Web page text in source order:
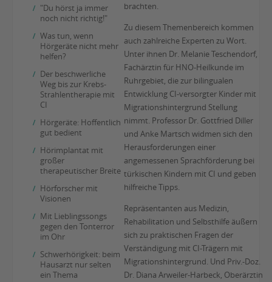
"Du hörst ja immer
noch nicht richtig!"
Was tun, wenn
Hörgeräte nicht mehr
helfen?
Der beschwerliche
Weg bis zur Krebs-
Strahlentherapie mit
CI
Hörgeräte: Hoffentlich
gut bedient
Hörimplantat mit
großer
therapeutischer Breite
Hörforscher mit
Visionen
Mit Lieblingssongs
gegen den Tonterror
im Ohr
Schwerhörigkeit: beim
Hausarzt nur selten
ein Thema
brachten.
Zu diesem Themenbereich kommen
auch zahlreiche Experten zu Wort.
Unter ihnen Dr. Melanie Teschendorf,
Fachärztin für HNO-Heilkunde im
Ruhrgebiet, die zur bilingualen
Entwicklung CI-versorgter Kinder mit
Migrationshintergrund Stellung
nimmt. Professor Dr. Gottfried Diller
und Anke Martsch widmen sich den
Herausforderungen einer
angemessenen Sprachförderung bei
türkischen Kindern mit CI und geben
hilfreiche Tipps.
Repräsentanten aus Medizin,
Rehabilitation und Selbsthilfe äußern
sich zu praktischen Fragen der
Verständigung mit CI-Trägern mit
Migrationshintergrund. Und Priv.-Doz.
Dr. Diana Arweiler-Harbeck, Oberärztin